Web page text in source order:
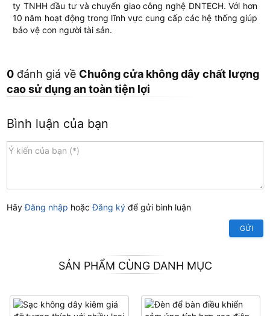
ty TNHH đầu tư và chuyển giao công nghệ DNTECH. Với hơn
10 năm hoạt động trong lĩnh vực cung cấp các hệ thống giúp
bảo vệ con người tài sản.
0 đánh giá về Chuông cửa không dây chất lượng
cao sử dụng an toàn tiện lợi
Bình luận của bạn
HãyĐăng nhập hoặcĐăng ký để gửi bình luận
GỬI
SẢN PHẨM CÙNG DANH MỤC